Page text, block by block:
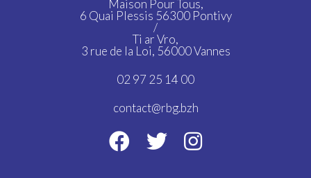
Maison Pour Tous,
6 Quai Plessis 56300 Pontivy
/
Ti ar Vro,
3 rue de la Loi, 56000 Vannes
02 97 25 14 00
contact@rbg.bzh